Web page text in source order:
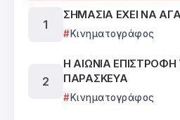
ΣΗΜΑΣΙΑ ΕΧΕΙ ΝΑ
Κινηματογράφος
Η ΑΙΩΝΙΑ
ΠΑΡΑΣΚΕΥΑ
Κινηματογράφος